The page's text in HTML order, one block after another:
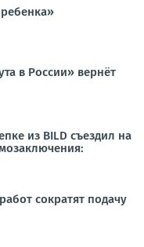
в России» вернёт
из BILD съездил на
сократят подачу